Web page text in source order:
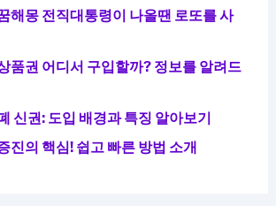
해몽 전직대통령이 나올땐 로또를 사
품권 어디서 구입할까? 정보를 알려드
신권: 도입 배경과 특징 알아보기
진의 핵심! 쉽고 빠른 방법 소개